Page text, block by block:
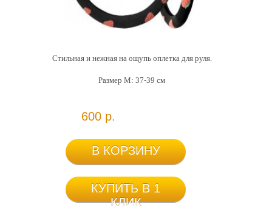
Cтильная и нежная на ощупь оплетка для руля.
Размер М: 37-39 см
600 р.
В КОРЗИНУ
КУПИТЬ В 1
КЛИК